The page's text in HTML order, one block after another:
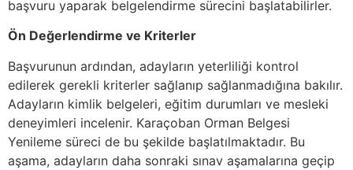
başvuru yaparak belgelendirme sürecini başlatabilirler.
Ön Değerlendirme ve Kriterler
Başvurunun ardından, adayların yeterliliği kontrol
edilerek gerekli kriterler sağlanıp sağlanmadığına bakılır.
Adayların kimlik belgeleri, eğitim durumları ve mesleki
deneyimleri incelenir. Karaçoban Orman Belgesi
Yenileme süreci de bu şekilde başlatılmaktadır. Bu
aşama, adayların daha sonraki sınav aşamalarına geçip